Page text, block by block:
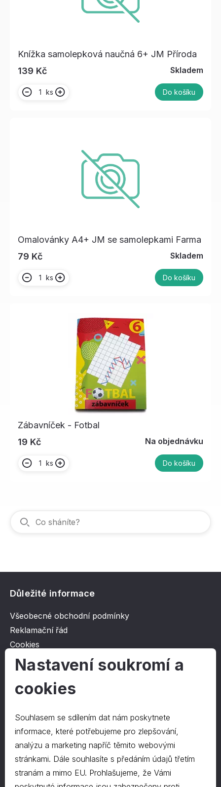
Knížka samolepková naučná 6+ JM Příroda
139 Kč
Skladem
ks Do košíku
Omalovánky A4+ JM se samolepkami Farma
79 Kč
Skladem
ks Do košíku
Zábavníček - Fotbal
19 Kč
Na objednávku
ks Do košíku
Důležité informace
Všeobecné obchodní podmínky
Reklamační řád
Cookies
Ochrana osobních údajů
O společnosti
Kontakt
O nás
Kontakty
Nastavení soukromí a
cookies
Souhlasem se sdílením dat nám poskytnete
informace, které potřebujeme pro zlepšování,
analýzu a marketing napříč těmito webovými
stránkami. Dále souhlasíte s předáním údajů třetím
stranám a mimo EU. Prohlašujeme, že Vámi